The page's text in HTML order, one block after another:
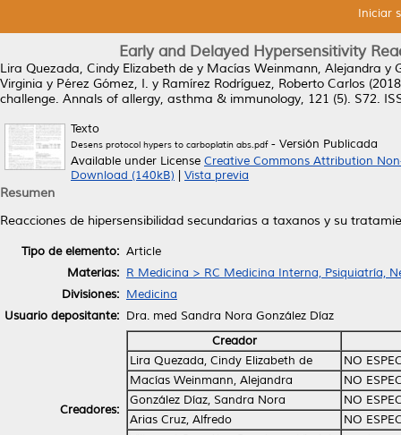
Iniciar
Early and Delayed Hypersensitivity
Lira Quezada, Cindy Elizabeth de y Macías Weinmann, Alejandra y
Virginia y Pérez Gómez, I. y Ramírez Rodríguez, Roberto Carlos
challenge. Annals of allergy, asthma & immunology, 121 (5). S72.
Texto
Desens protocol hypers to carboplatin abs.pdf- Versión Publicada
Available under License Creative Commons Attribution
Download (140kB)
Vista previa
Resumen
Reacciones de hipersensibilidad secundarias a taxanos y su
Tipo de elemento: Article
Materias: R Medicina > RC Medicina Interna, Psiquiatría,
Divisiones: Medicina
Usuario depositante: Dra. med Sandra Nora González Díaz
Creadores:
Creador
Lira Quezada, Cindy Elizabeth de
NO
Macías Weinmann, Alejandra
NO
González Díaz, Sandra Nora
NO
Arias Cruz, Alfredo
NO